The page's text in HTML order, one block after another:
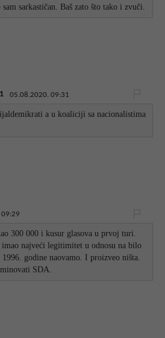
sarkastičan. Baš zato što tako i zvuči.
05.08.2020. 09:31
a u koaliciji sa nacionalistima
300 000 i kusur glasova u prvoj turi.
najveći legitimitet u odnosu na bilo
godine naovamo. I proizveo ništa.
SDA.